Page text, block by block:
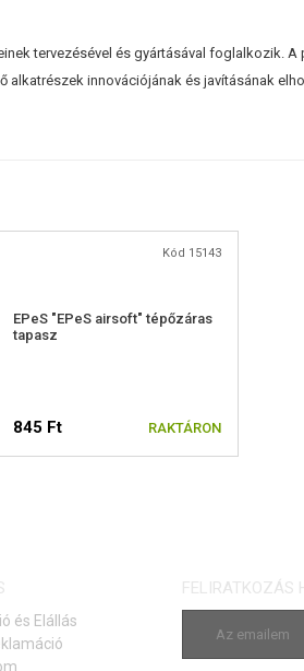
tervezésével és gyártásával foglalkozik. A
alkatrészek innovációjának és javításának
Kód 15143
EPeS "EPeS airsoft" tépőzáras
tapasz
845 Ft RAKTÁRON
és Elállás
FELIRATKOZÁS